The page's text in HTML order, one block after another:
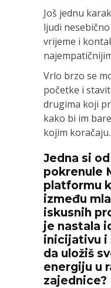
Još jednu
ljudi
vrijeme i
Vrlo brzo se
početke i
drugima koji
kako bi im
kojim koračaju.
Jedna si
pokrenule
platformu
između
iskusnih
je nastala
inicijativu i
da uložiš
energiju u
zajednice?